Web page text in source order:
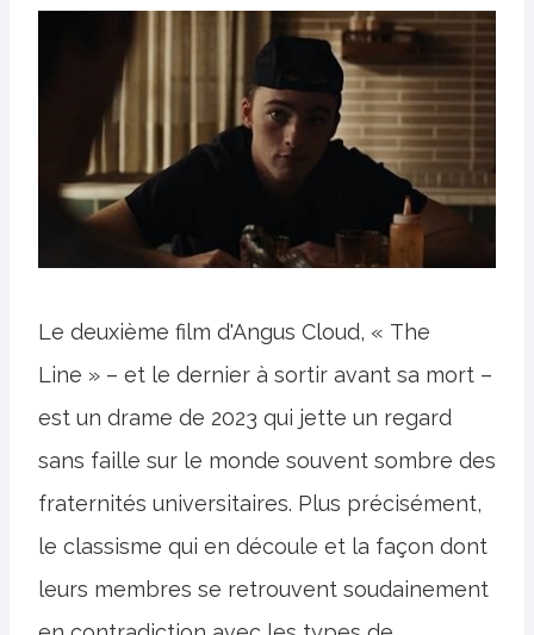
Le deuxième film d'Angus Cloud, « The
Line » – et le dernier à sortir avant sa mort –
est un drame de 2023 qui jette un regard
sans faille sur le monde souvent sombre des
fraternités universitaires. Plus précisément,
le classisme qui en découle et la façon dont
leurs membres se retrouvent soudainement